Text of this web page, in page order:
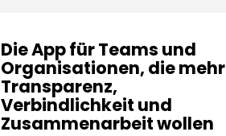
Die App für Teams und
Organisationen, die mehr
Transparenz,
Verbindlichkeit und
Zusammenarbeit wollen